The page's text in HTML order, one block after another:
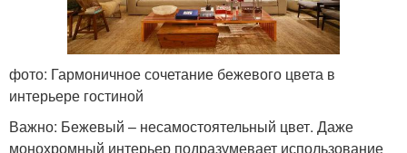
фото: Гармоничное сочетание бежевого цвета в
интерьере гостиной
Важно: Бежевый – несамостоятельный цвет. Даже
монохромный интерьер подразумевает использование